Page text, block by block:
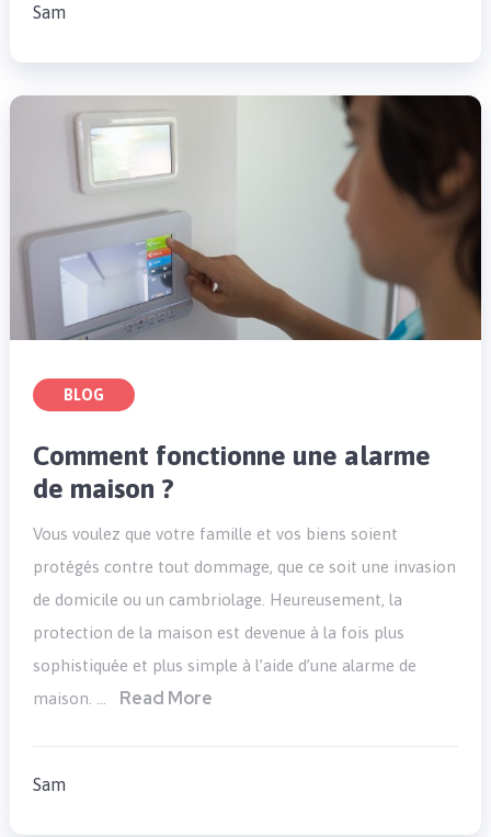
Sam
BLOG
Comment fonctionne une alarme
de maison ?
Vous voulez que votre famille et vos biens soient
protégés contre tout dommage, que ce soit une invasion
de domicile ou un cambriolage. Heureusement, la
protection de la maison est devenue à la fois plus
sophistiquée et plus simple à l’aide d’une alarme de
maison. …
Read More
Sam